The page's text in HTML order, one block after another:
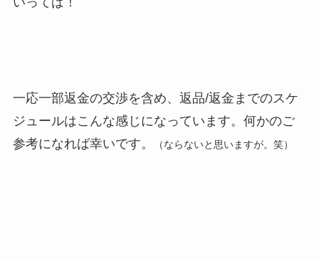
一応一部返金の交渉を含め、返品/返金までのスケ
ジュールはこんな感じになっています。何かのご
参考になれば幸いです。
（ならないと思いますが。笑）